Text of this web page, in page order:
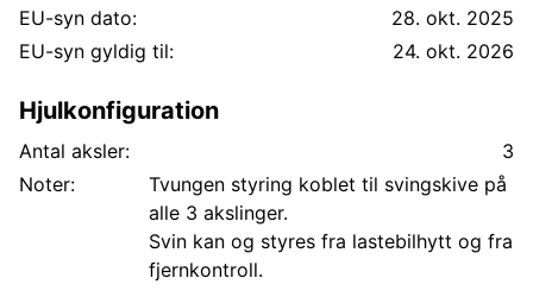
EU-syn dato:
28. okt. 2025
EU-syn gyldig til:
24. okt. 2026
Hjulkonfiguration
Antal aksler:
3
Noter:
Tvungen styring koblet til svingskive på
alle 3 akslinger.
Svin kan og styres fra lastebilhytt og fra
fjernkontroll.